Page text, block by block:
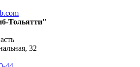
Тольятти"
32